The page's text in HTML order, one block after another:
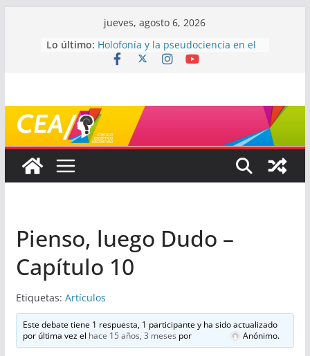
jueves, agosto 6, 2026
Lo último: Holofonía y la pseudociencia en el
audio
estudios científicos?
Mayéutica (o cómo debatir sin
terminar a los golpes)
Somos menos capaces de lo que
Pienso, luego Dudo –
Capítulo 10
Etiquetas: Artículos
Este debate tiene 1 respuesta, 1 participante y ha sido actualizado
por última vez el hace 15 años, 3 meses por Anónimo.